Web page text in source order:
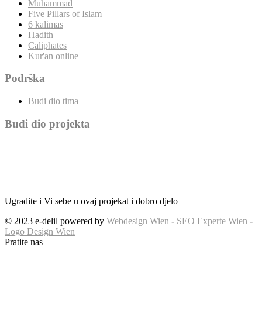
Muhammad
Five Pillars of Islam
6 kalimas
Hadith
Caliphates
Kur'an online
Podrška
Budi dio tima
Budi dio projekta
Ugradite i Vi sebe u ovaj projekat i dobro djelo
© 2023 e-delil powered by Webdesign Wien - SEO Experte Wien -
Logo Design Wien
Pratite nas